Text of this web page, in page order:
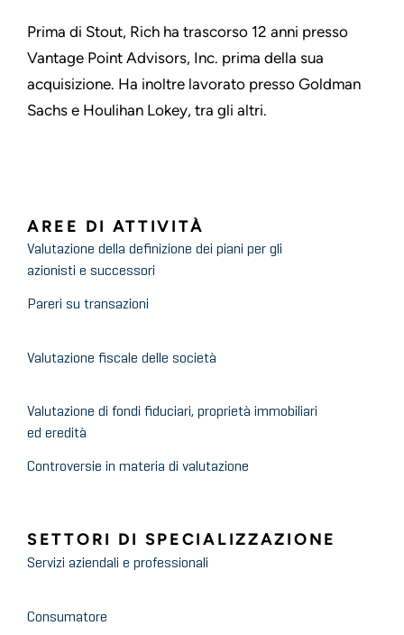
Prima di Stout, Rich ha trascorso 12 anni presso
Vantage Point Advisors, Inc. prima della sua
acquisizione. Ha inoltre lavorato presso Goldman
Sachs e Houlihan Lokey, tra gli altri.
AREE DI ATTIVITÀ
Valutazione della definizione dei piani per gli
azionisti e successori
Pareri su transazioni
Valutazione fiscale delle società
Valutazione di fondi fiduciari, proprietà immobiliari
ed eredità
Controversie in materia di valutazione
SETTORI DI SPECIALIZZAZIONE
Servizi aziendali e professionali
Consumatore